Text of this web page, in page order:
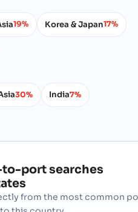
of America, usa
States of America, usa
States of America, usa
19% Korea & Japan17%
30% India7%
port searches
from the most common